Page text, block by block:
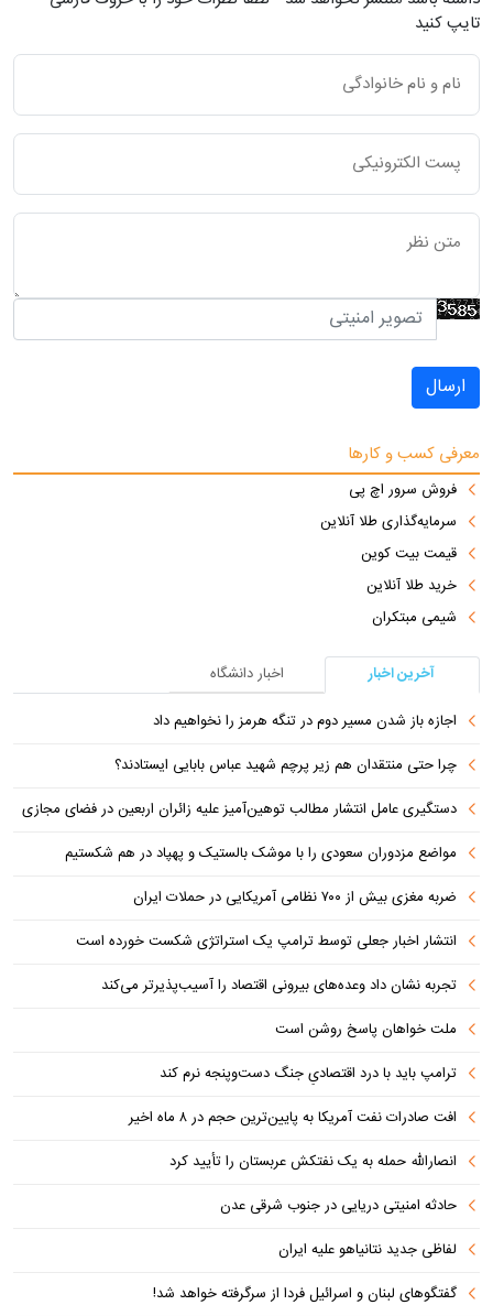
تایپ کنید
ارسال
معرفی کسب و کارها
فروش سرور اچ پی
سرمایه‌گذاری طلا آنلاین
قیمت بیت کوین
خرید طلا آنلاین
شیمی مبتکران
آخرین اخبار
اخبار دانشگاه
اجازه باز شدن مسیر دوم در تنگه هرمز را نخواهیم داد
چرا حتی منتقدان هم زیر پرچم شهید عباس بابایی ایستادند؟
دستگیری عامل انتشار مطالب توهین‌آمیز علیه زائران اربعین در فضای مجازی
مواضع مزدوران سعودی را با موشک بالستیک و پهپاد در هم شکستیم
ضربه مغزی بیش از ۷۰۰ نظامی آمریکایی در حملات ایران
انتشار اخبار جعلی توسط ترامپ یک استراتژی شکست خورده است
تجربه نشان داد وعده‌های بیرونی اقتصاد را آسیب‌پذیرتر می‌کند
ملت خواهان پاسخ روشن است
ترامپ باید با درد اقتصادیِ جنگ دست‌و‌پنجه نرم کند
افت صادرات نفت آمریکا به پایین‌ترین حجم در ۸ ماه اخیر
انصارالله حمله به یک نفتکش عربستان را تأیید کرد
حادثه امنیتی دریایی در جنوب شرقی عدن
لفاظی جدید نتانیاهو علیه ایران
گفتگوهای لبنان و اسرائیل فردا از سرگرفته خواهد شد!